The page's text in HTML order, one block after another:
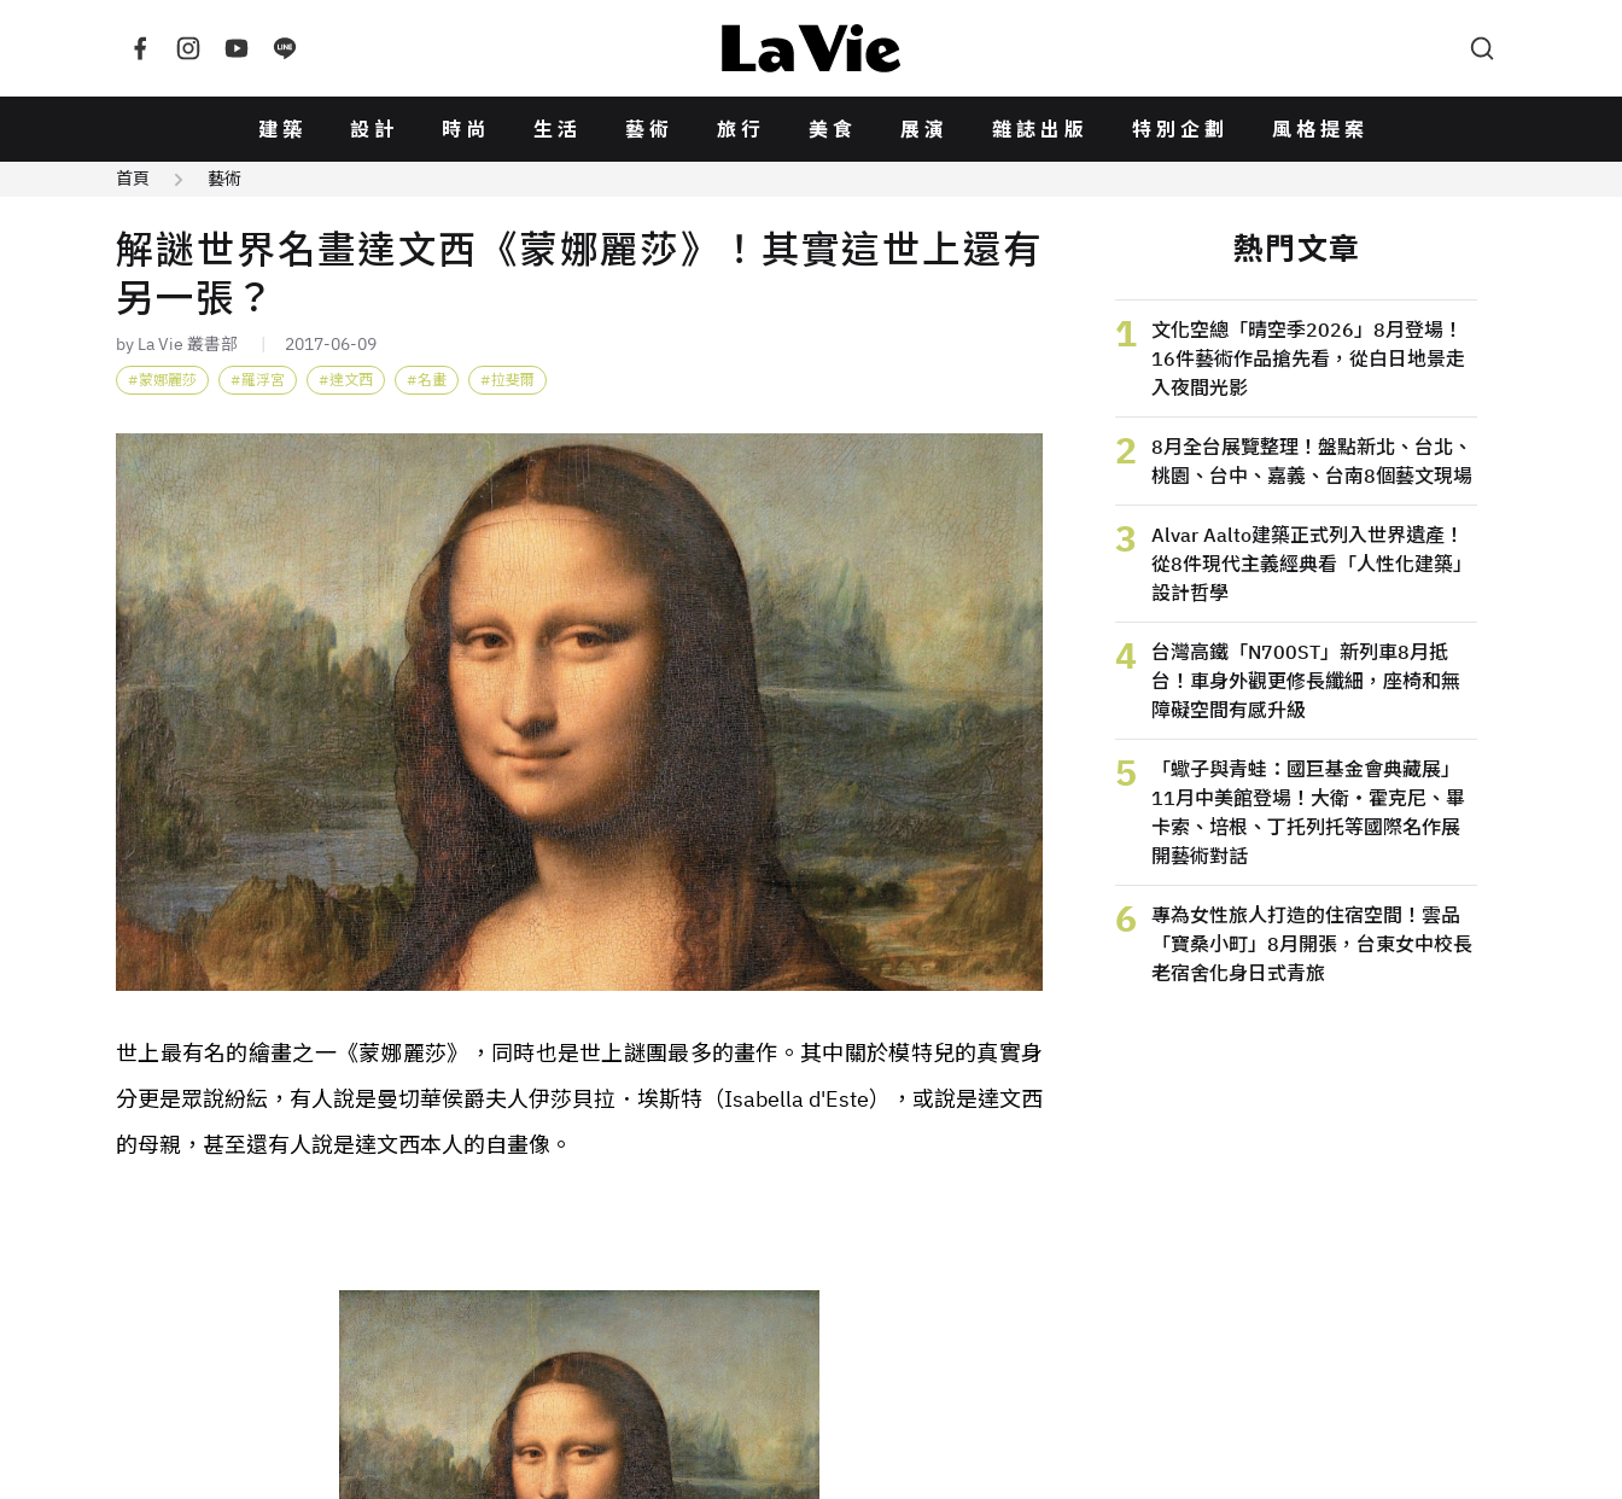
建築 設計 時尚 生活 藝術 旅行 美食 展演 雜誌出版 特別企劃 風格提案
首頁 藝術
解謎世界名畫達文西《蒙娜麗莎》！其實這世上還有
另一張？
by La Vie 叢書部 2017-06-09
蒙娜麗莎 羅浮宮 達文西 名畫 拉斐爾
世上最有名的繪畫之一《蒙娜麗莎》，同時也是世上謎團最多的畫作 。其中關於模特兒的真實身
分更是眾說紛紜，有人說是曼切華侯爵夫人伊莎貝拉．埃斯特（Isabella d'Este），或說是達文西
的母親，甚至還有人說是達文西本人的自畫像。
熱門文章
1
文化空總「晴空季2026」8月登場！
16件藝術作品搶先看，從白日地景走
入夜間光影
2
8月全台展覽整理！盤點新北、台北、
桃園、台中、嘉義、台南8個藝文現場
3
Alvar Aalto建築正式列入世界遺產！
從8件現代主義經典看「人性化建築」
設計哲學
4
台灣高鐵「N700ST」新列車8月抵
台！車身外觀更修長纖細，座椅和無
障礙空間有感升級
5
「蠍子與青蛙：國巨基金會典藏展」
11月中美館登場！大衛・霍克尼、畢
卡索、培根、丁托列托等國際名作展
開藝術對話
6
專為女性旅人打造的住宿空間！雲品
「寶桑小町」8月開張，台東女中校長
老宿舍化身日式青旅